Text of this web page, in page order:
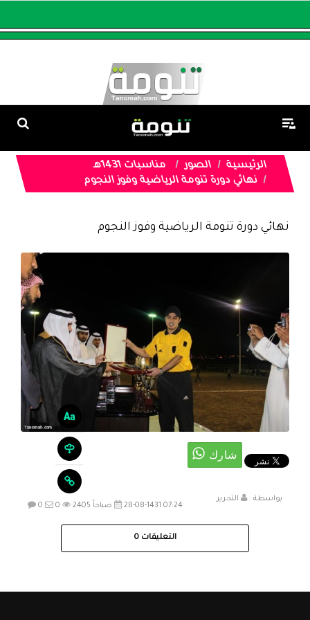
الرئيسية الصور
مناسبات 1431هـ
نهائي دورة تنومة الرياضية وفوز النجوم
نهائي دورة تنومة الرياضية وفوز النجوم
بواسطة :
التحرير
28-08-1431 07:24 صباحاً
0 0 2405
التعليقات 0